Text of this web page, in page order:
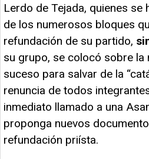
Lerdo de Tejada, quienes se
de los numerosos bloques
refundación de su partido,
su grupo, se colocó sobre la
suceso para salvar de la
renuncia de todos
inmediato llamado a una
proponga nuevos
refundación priísta.